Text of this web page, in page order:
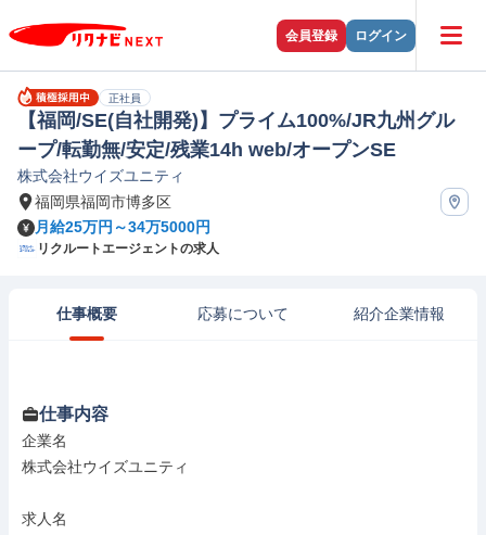
会員登録 ログイン
正社員
【福岡/SE(自社開発)】プライム100%/JR九州グル
ープ/転勤無/安定/残業14h web/オープンSE
株式会社ウイズユニティ
福岡県福岡市博多区
月給25万円～34万5000円
リクルートエージェントの求人
仕事概要 応募について 紹介企業情報
仕事内容
企業名
株式会社ウイズユニティ
求人名